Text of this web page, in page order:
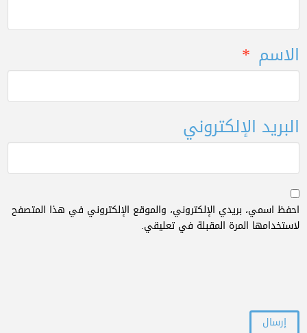
الاسم *
البريد الإلكتروني
احفظ اسمي، بريدي الإلكتروني، والموقع الإلكتروني في هذا المتصفح
لاستخدامها المرة المقبلة في تعليقي.